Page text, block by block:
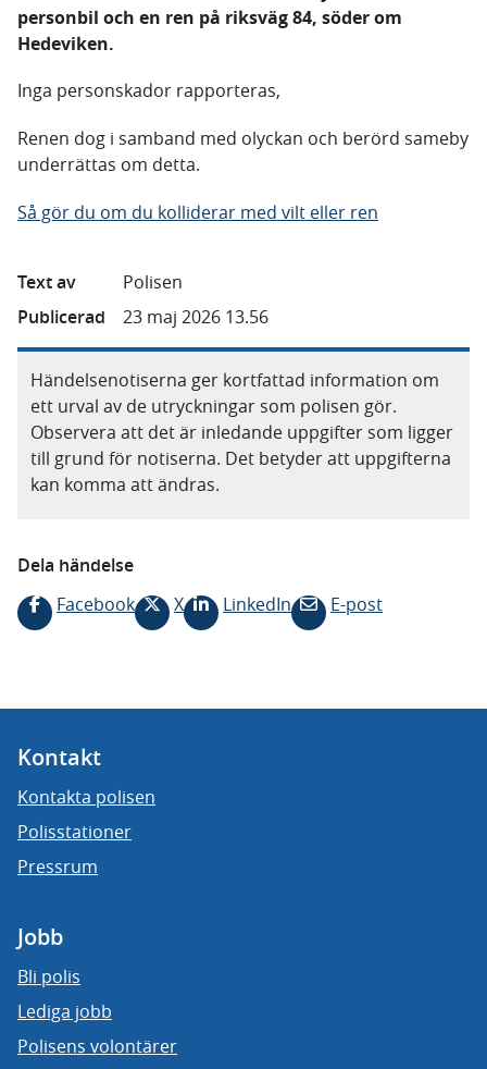
personbil och en ren på riksväg 84, söder om
Hedeviken.
Inga personskador rapporteras,
Renen dog i samband med olyckan och berörd sameby
underrättas om detta.
Så gör du om du kolliderar med vilt eller ren
Text av
Polisen
Publicerad
23 maj 2026 13.56
Händelsenotiserna ger kortfattad information om
ett urval av de utryckningar som polisen gör.
Observera att det är inledande uppgifter som ligger
till grund för notiserna. Det betyder att uppgifterna
kan komma att ändras.
Dela händelse
Facebook
X LinkedIn E-post
Kontakt
Kontakta polisen
Polisstationer
Pressrum
Jobb
Bli polis
Lediga jobb
Polisens volontärer